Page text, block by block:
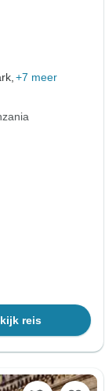
+7 meer
reis